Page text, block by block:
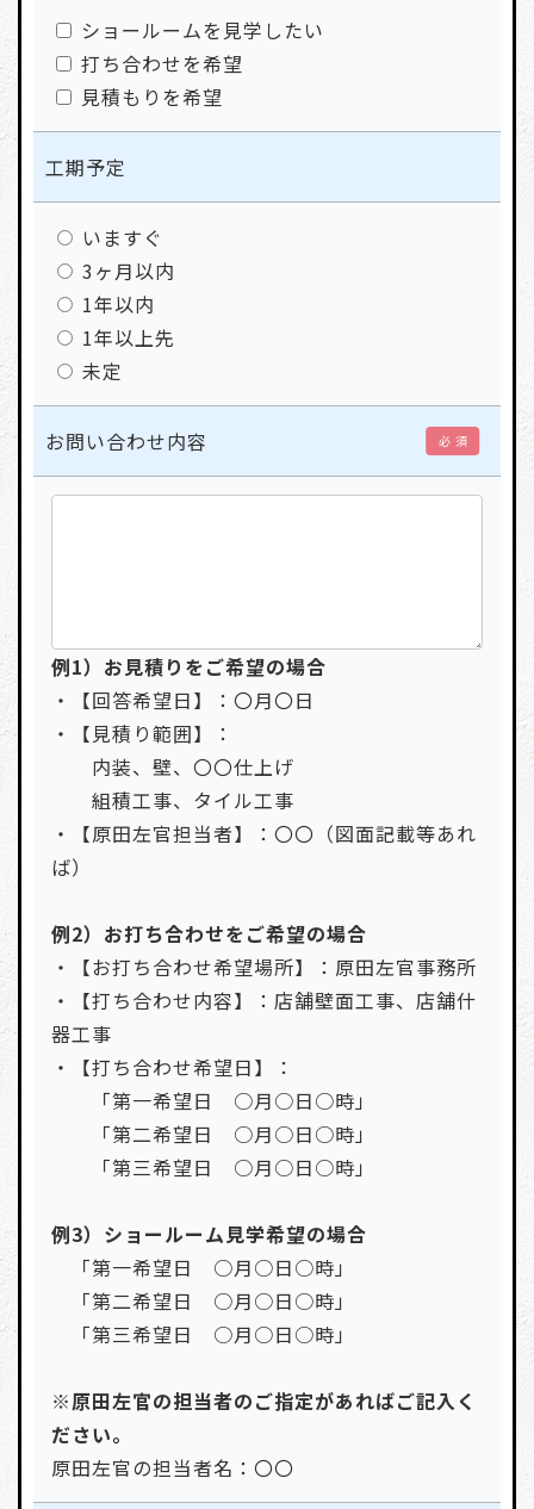
ショールームを見学したい
打ち合わせを希望
見積もりを希望
工期予定
いますぐ
3ヶ月以内
1年以内
1年以上先
未定
お問い合わせ内容 必 須
例1）お見積りをご希望の場合
・【回答希望日】：〇月〇日
・【見積り範囲】：
内装、壁、〇〇仕上げ
組積工事、タイル工事
・【原田左官担当者】：〇〇（図面記載等あれ
ば）
例2）お打ち合わせをご希望の場合
・【お打ち合わせ希望場所】：原田左官事務所
・【打ち合わせ内容】：店舗壁面工事、店舗什
器工事
・【打ち合わせ希望日】：
「第一希望日 ○月○日○時」
「第二希望日 ○月○日○時」
「第三希望日 ○月○日○時」
例3）ショールーム見学希望の場合
「第一希望日 ○月○日○時」
「第二希望日 ○月○日○時」
「第三希望日 ○月○日○時」
※原田左官の担当者のご指定があればご記入く
ださい。
原田左官の担当者名：〇〇